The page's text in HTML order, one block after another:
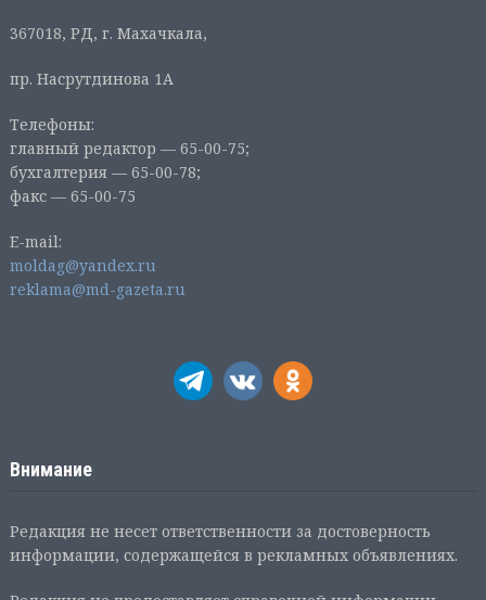
367018, РД, г. Махачкала,
пр. Насрутдинова 1А
Телефоны:
главный редактор — 65-00-75;
бухгалтерия — 65-00-78;
факс — 65-00-75
E-mail:
moldag@yandex.ru
reklama@md-gazeta.ru
Внимание
Редакция не несет ответственности за достоверность
информации, содержащейся в рекламных объявлениях.